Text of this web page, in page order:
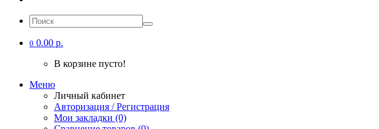
0 0.00 р.
В корзине пусто!
Меню
Личный кабинет
Авторизация / Регистрация
Мои закладки (0)